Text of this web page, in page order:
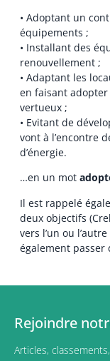
• Adoptant un
équipements ;
• Installant des
renouvellement ;
• Adaptant les
en faisant
vertueux ;
• Evitant de
vont à l’encontre
d’énergie.
…en un mot
Il est rappelé
deux objectifs
vers l’un ou
également passer
Rejoindre
Articles,